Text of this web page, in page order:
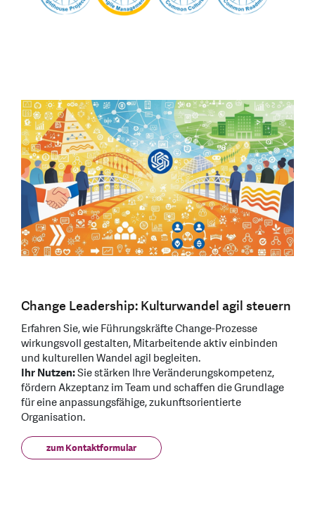
Change Leadership: Kulturwandel agil steuern
Erfahren Sie, wie Führungskräfte Change-Prozesse
wirkungsvoll gestalten, Mitarbeitende aktiv einbinden
und kulturellen Wandel agil begleiten.
Ihr Nutzen:Sie stärken Ihre Veränderungskompetenz,
fördern Akzeptanz im Team und schaffen die Grundlage
für eine anpassungsfähige, zukunftsorientierte
Organisation.
zum Kontaktformular